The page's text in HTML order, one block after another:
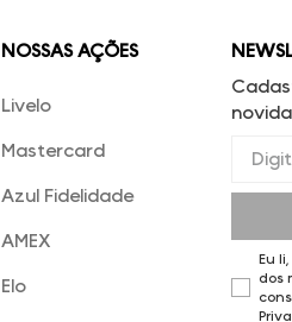
NOSSAS AÇÕES
Livelo
Mastercard
Azul Fidelidade
AMEX
Elo
Eu
dos